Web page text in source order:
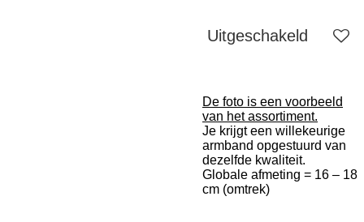
Uitgeschakeld
De foto is een voorbeeld
van het assortiment.
Je krijgt een willekeurige
armband opgestuurd van
dezelfde kwaliteit.
Globale afmeting = 16 – 18
cm (omtrek)